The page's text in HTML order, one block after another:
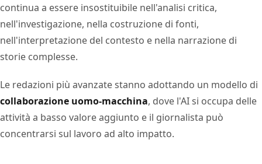
continua a essere insostituibile nell'analisi critica,
nell'investigazione, nella costruzione di fonti,
nell'interpretazione del contesto e nella narrazione di
storie complesse.
Le redazioni più avanzate stanno adottando un modello di
collaborazione uomo-macchina, dove l'AI si occupa delle
attività a basso valore aggiunto e il giornalista può
concentrarsi sul lavoro ad alto impatto.